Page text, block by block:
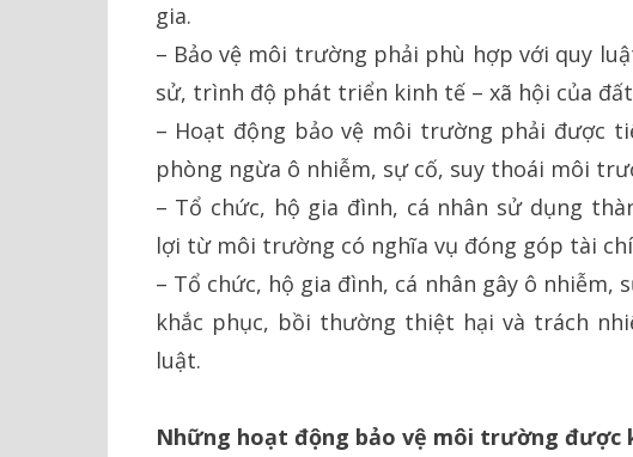
gia.
– Bảo vệ môi trường phải phù hợp với quy
sử, trình độ phát triển kinh tế – xã hội của
– Hoạt động bảo vệ môi trường phải được
phòng ngừa ô nhiễm, sự cố, suy thoái môi
– Tổ chức, hộ gia đình, cá nhân sử dụng
lợi từ môi trường có nghĩa vụ đóng góp tài
– Tổ chức, hộ gia đình, cá nhân gây ô
khắc phục, bồi thường thiệt hại và trách
luật.
Những hoạt động bảo vệ môi trường được